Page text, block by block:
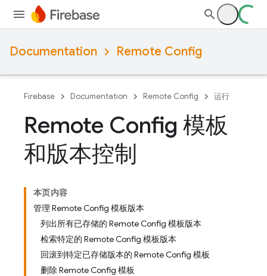
Documentation Remote Config
Firebase Documentation Remote Config 运行
Remote Config 模板
和版本控制
本页内容
管理 Remote Config 模板版本
列出所有已存储的 Remote Config 模板版本
检索特定的 Remote Config 模板版本
回滚到特定已存储版本的 Remote Config 模板
删除 Remote Config 模板